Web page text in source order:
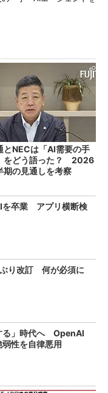
とNECは「AI需要の手
をどう語った？ 2026
期の見通しを考察
を卒業 アプリ横断検
り改訂 何が必須に
る」時代へ OpenAI
性を自律悪用